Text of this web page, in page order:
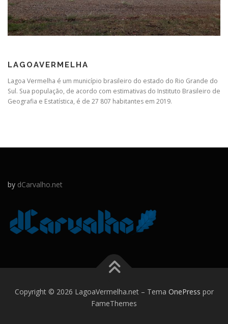
LAGOAVERMELHA
Lagoa Vermelha é um município brasileiro do estado do Rio Grande do
Sul. Sua população, de acordo com estimativas do Instituto Brasileiro de
Geografia e Estatística, é de 27 807 habitantes em 2019.
by dCarvalho.net
Copyright © 2026 LagoaVermelha.net – Tema OnePress por
FameThemes